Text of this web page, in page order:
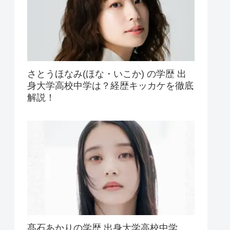
さとうほなみ(ほな・いこか) の学歴 出
身大学高校中学は？経歴キッカケを徹底
解説！
髙石あかりの学歴 出身大学高校中学